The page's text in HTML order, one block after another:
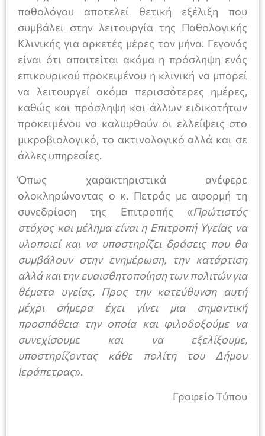
παθολόγου αποτελεί θετική εξέλιξη που
συμβάλει στην λειτουργία της Παθολογικής
Κλινικής για αρκετές μέρες τον μήνα. Γεγονός
είναι ότι απαιτείται ακόμα η πρόσληψη ενός
επικουρικού προκειμένου η κλινική να μπορεί
να λειτουργεί ακόμα περισσότερες ημέρες,
καθώς και πρόσληψη και άλλων ειδικοτήτων
προκειμένου να καλυφθούν οι ελλείψεις στο
μικροβιολογικό, το ακτινολογικό αλλά και σε
άλλες υπηρεσίες.
Όπως χαρακτηριστικά ανέφερε
ολοκληρώνοντας ο κ. Πετράς με αφορμή τη
συνεδρίαση της Επιτροπής «Πρώτιστός
στόχος και μέλημα είναι η Επιτροπή Υγείας να
υλοποιεί και να υποστηρίζει δράσεις που θα
συμβάλουν στην ενημέρωση, την κατάρτιση
αλλά και την ευαισθητοποίηση των πολιτών για
θέματα υγείας. Προς την κατεύθυνση αυτή
μέχρι σήμερα έχει γίνει μια σημαντική
προσπάθεια την οποία και φιλοδοξούμε να
συνεχίσουμε και να εξελίξουμε,
υποστηρίζοντας κάθε πολίτη του Δήμου
Ιεράπετρας».
Γραφείο Τύπου